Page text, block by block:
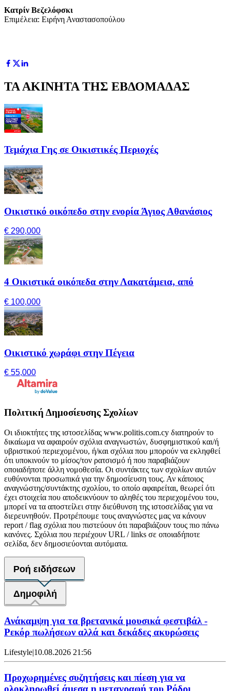
Κατρίν Βεζελόφσκι
Επιμέλεια: Ειρήνη Αναστασοπούλου
ΤΑ ΑΚΙΝΗΤΑ ΤΗΣ ΕΒΔΟΜΑΔΑΣ
Τεμάχια Γης σε Οικιστικές Περιοχές
Οικιστικό οικόπεδο στην ενορία Άγιος Αθανάσιος
€ 290,000
4 Οικιστικά οικόπεδα στην Λακατάμεια, από
€ 100,000
Οικιστικό χωράφι στην Πέγεια
€ 55,000
Πολιτική Δημοσίευσης Σχολίων
Οι ιδιοκτήτες της ιστοσελίδας www.politis.com.cy διατηρούν το
δικαίωμα να αφαιρούν σχόλια αναγνωστών, δυσφημιστικού και/ή
υβριστικού περιεχομένου, ή/και σχόλια που μπορούν να εκληφθεί
ότι υποκινούν το μίσος/τον ρατσισμό ή που παραβιάζουν
οποιαδήποτε άλλη νομοθεσία. Οι συντάκτες των σχολίων αυτών
ευθύνονται προσωπικά για την δημοσίευση τους. Αν κάποιος
αναγνώστης/συντάκτης σχολίου, το οποίο αφαιρείται, θεωρεί ότι
έχει στοιχεία που αποδεικνύουν το αληθές του περιεχομένου του,
μπορεί να τα αποστείλει στην διεύθυνση της ιστοσελίδας για να
διερευνηθούν. Προτρέπουμε τους αναγνώστες μας να κάνουν
report / flag σχόλια που πιστεύουν ότι παραβιάζουν τους πιο πάνω
κανόνες. Σχόλια που περιέχουν URL / links σε οποιαδήποτε
σελίδα, δεν δημοσιεύονται αυτόματα.
Ροή ειδήσεων
Δημοφιλή
Ανάκαμψη για τα βρετανικά μουσικά φεστιβάλ -
Ρεκόρ πωλήσεων αλλά και δεκάδες ακυρώσεις
Lifestyle|10.08.2026 21:56
Προχωρημένες συζητήσεις και πίεση για να
ολοκληρωθεί άμεσα η μεταγραφή του Ρόδρι